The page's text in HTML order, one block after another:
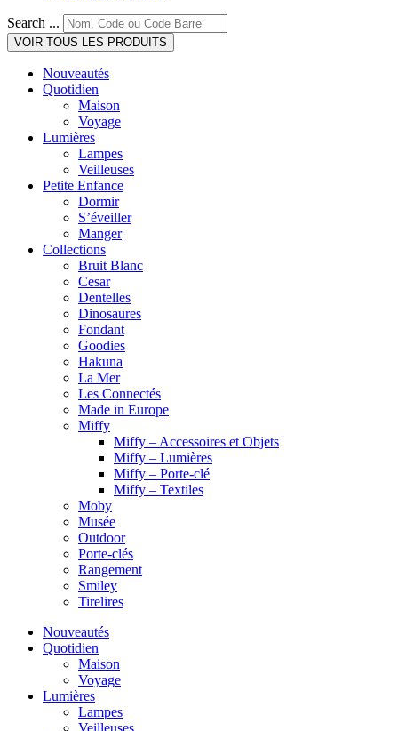
Search ...
VOIR TOUS LES PRODUITS
Nouveautés
Quotidien
Maison
Voyage
Lumières
Lampes
Veilleuses
Petite Enfance
Dormir
S’éveiller
Manger
Collections
Bruit Blanc
Cesar
Dentelles
Dinosaures
Fondant
Goodies
Hakuna
La Mer
Les Connectés
Made in Europe
Miffy
Miffy – Accessoires et Objets
Miffy – Lumières
Miffy – Porte-clé
Miffy – Textiles
Moby
Musée
Outdoor
Porte-clés
Rangement
Smiley
Tirelires
Nouveautés
Quotidien
Maison
Voyage
Lumières
Lampes
Veilleuses